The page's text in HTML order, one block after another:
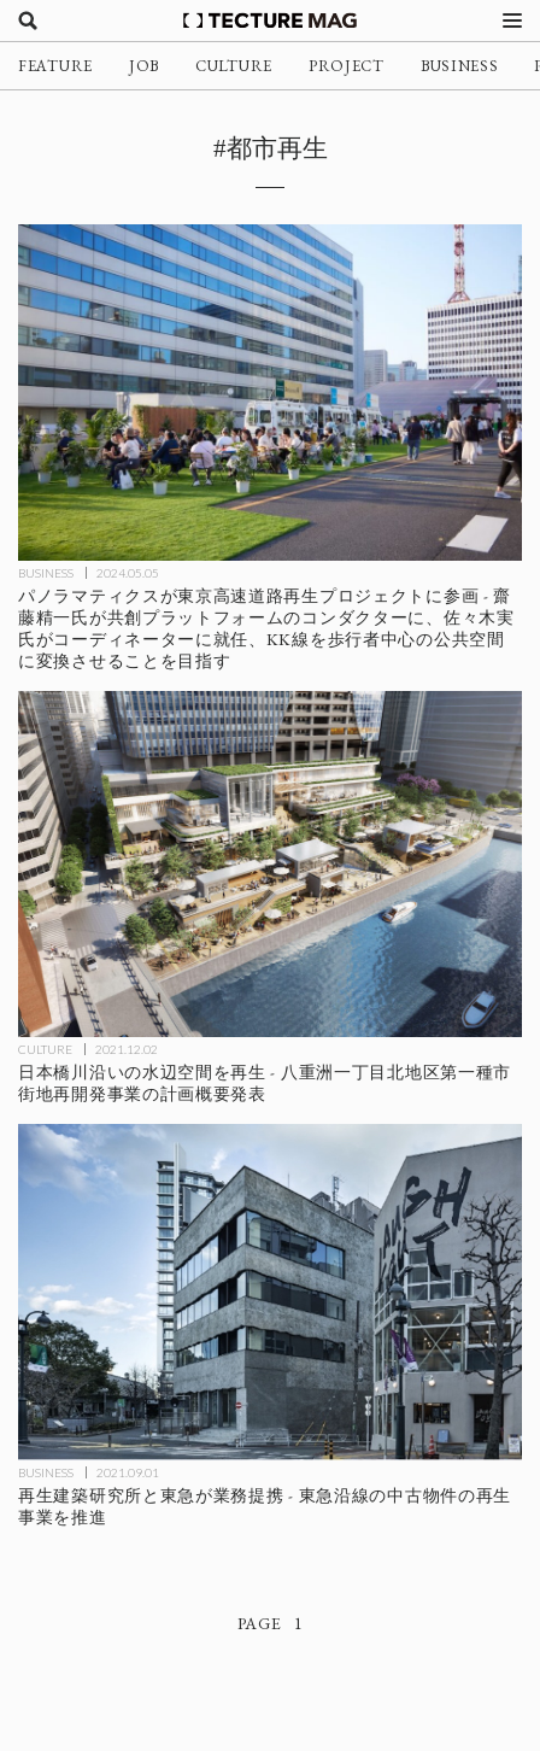
FEATURE JOB CULTURE PROJECT BUSINESS
#都市再生
BUSINESS 2024.05.05
パノラマティクスが東京高速道路再生プロジェクトに参画 - 齋
藤精一氏が共創プラットフォームのコンダクターに、佐々木実
氏がコーディネーターに就任、KK線を歩行者中心の公共空間
に変換させることを目指す
CULTURE 2021.12.02
日本橋川沿いの水辺空間を再生 - 八重洲一丁目北地区第一種市
街地再開発事業の計画概要発表
BUSINESS 2021.09.01
再生建築研究所と東急が業務提携 - 東急沿線の中古物件の再生
事業を推進
1